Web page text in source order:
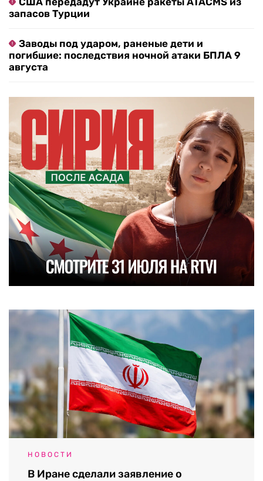
запасов Турции
Заводы под ударом, раненые дети и
погибшие: последствия ночной атаки БПЛА 9
августа
НОВОСТИ
В Иране сделали заявление о